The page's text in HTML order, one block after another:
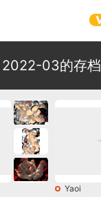
2022-03的存档
Yaoi